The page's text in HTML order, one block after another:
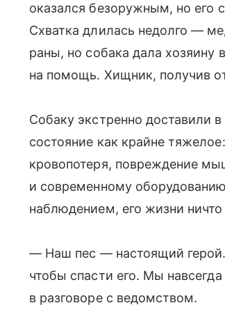
оказался безоружным, но его
Схватка длилась недолго —
раны, но собака дала хозяину
на помощь. Хищник, получив
Собаку экстренно доставили
состояние как крайне
кровопотеря, повреждение
и современному
наблюдением, его жизни ничто
— Наш пес — настоящий герой.
чтобы спасти его. Мы
в разговоре с ведомством.